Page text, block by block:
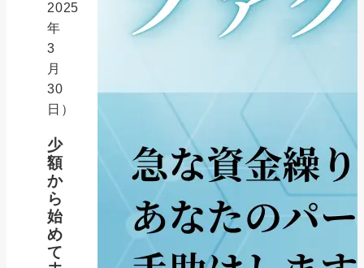
2025
年
3
月
30
日）
少
額
か
ら
始
め
て